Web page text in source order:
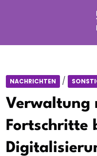
NACHRICHTEN /
Verwaltung
Fortschritte